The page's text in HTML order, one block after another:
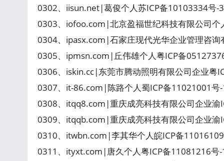
0302、iisun.net|葛俊个人苏ICP备10103334号-
0303、iofoo.com|北京盈福世纪科技有限公司个
0304、ipasx.com|石家庄现代光华企业管理咨
0305、ipmsn.com|丘伟雄个人粤ICP备
0306、iskin.cc|东莞市腾动照明有限公司企业粤
0307、it-86.com|陈路个人蜀ICP备11021001号
0308、itqq8.com|重庆成亮科技有限公司企业
0309、itqqb.com|重庆成亮科技有限公司企业
0310、itwbn.com|李其华个人皖ICP备
0311、ityxt.com|唐久个人粤ICP备11081216号-